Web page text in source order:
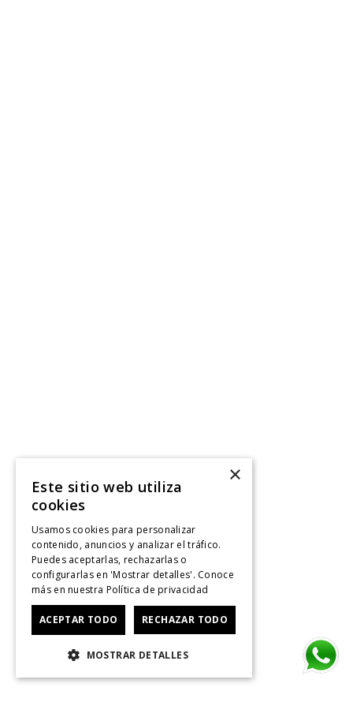
×
Este sitio web utiliza
cookies
Usamos cookies para personalizar
contenido, anuncios y analizar el tráfico.
Puedes aceptarlas, rechazarlas o
configurarlas en 'Mostrar detalles'. Conoce
más en nuestra Política de privacidad
ACEPTAR TODO RECHAZAR TODO
MOSTRAR DETALLES